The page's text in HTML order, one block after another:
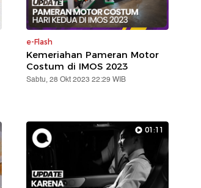
e-Flash
Kemeriahan Pameran Motor
Costum di IMOS 2023
Sabtu, 28 Okt 2023 22:29 WIB
01:11